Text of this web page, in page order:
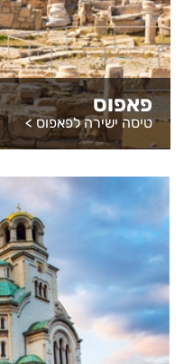
פאפוס
טיסה ישירה לפאפוס>